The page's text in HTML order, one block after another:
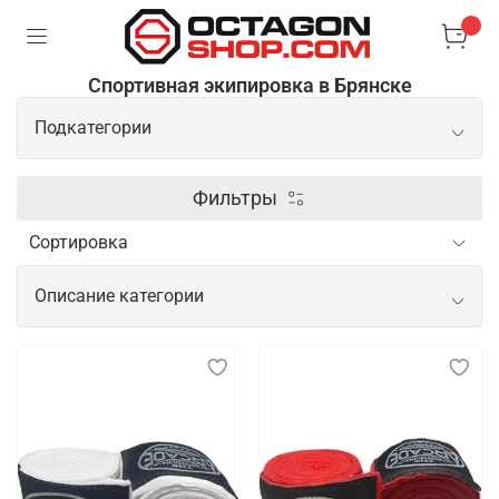
Спортивная экипировка в Брянске
Подкатегории
Защита
Фильтры
Описание категории
тренировок, показательных
Спортивная экипировка играет важнейшую роль в
обеспечении безопасности, комфорта и